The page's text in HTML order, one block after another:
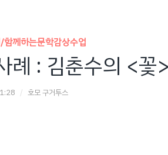
께하는문학감상수업
례 : 김춘수의 <꽃
/ 호모 구거투스